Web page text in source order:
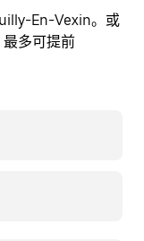
En-Vexin。或
多可提前